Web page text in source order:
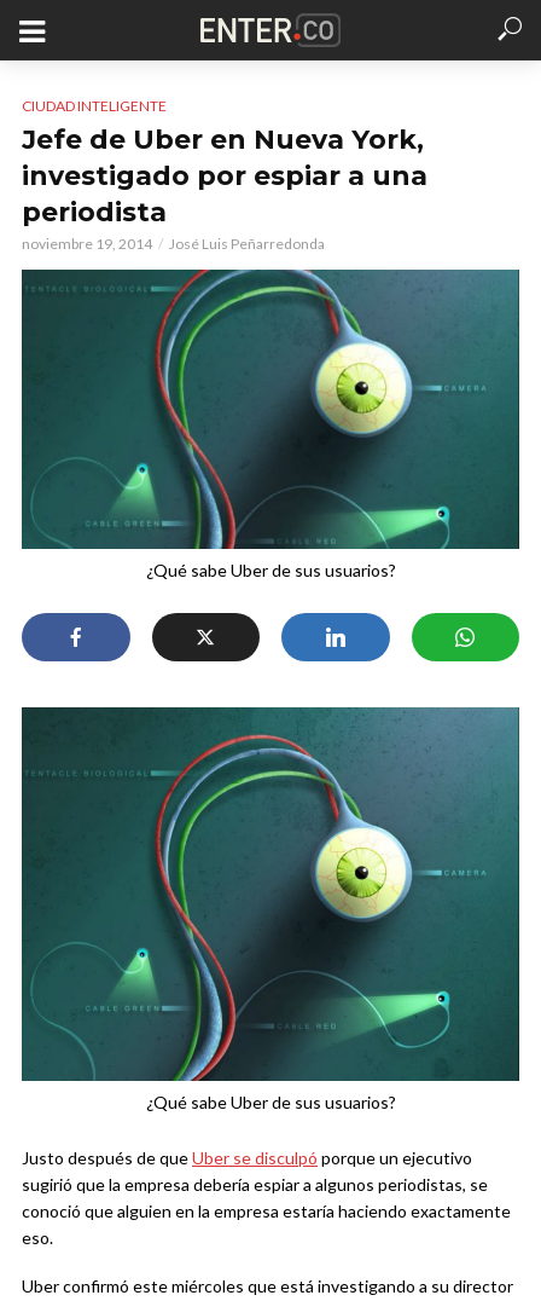
CIUDAD INTELIGENTE
Jefe de Uber en Nueva York,
investigado por espiar a una
periodista
noviembre 19, 2014 José Luis Peñarredonda
¿Qué sabe Uber de sus usuarios?
¿Qué sabe Uber de sus usuarios?
Justo después de queUber se disculpó porque un ejecutivo
sugirió que la empresa debería espiar a algunos periodistas, se
conoció que alguien en la empresa estaría haciendo exactamente
eso.
Uber confirmó este miércoles que está investigando a su director